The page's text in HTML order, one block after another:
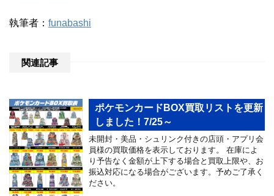
執筆者： funabashi
関連記事
ポケモンカードBOX買取リストを更新
しました！7/25～
未開封・美品・シュリンク付きの店頭・アプリ会
員様の買取価格を表示しております。 在庫によ
り予告なく金額が上下する場合と買取上限や、お
振込対応になる場合がございます。予めご了承く
ださい。